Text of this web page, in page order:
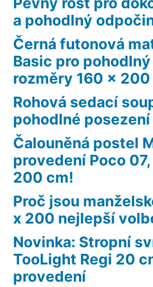
a pohodlný
Černá futonová
Basic pro
rozměry 160 x 200
Rohová sedací
pohodlné posezení
Čalouněná postel
provedení Poco
200 cm!
Proč jsou
x 200 nejlepší
Novinka: Stropní
TooLight Regi 20
provedení